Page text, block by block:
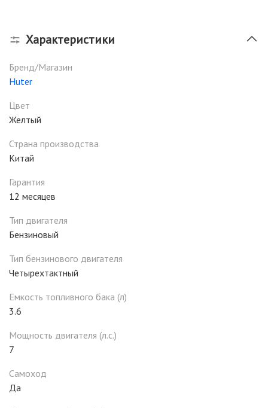
Характеристики
Бренд/Магазин
Huter
Цвет
Желтый
Страна производства
Китай
Гарантия
12 месяцев
Тип двигателя
Бензиновый
Тип бензинового двигателя
Четырехтактный
Емкость топливного бака (л)
3.6
Мощность двигателя (л.с.)
7
Самоход
Да